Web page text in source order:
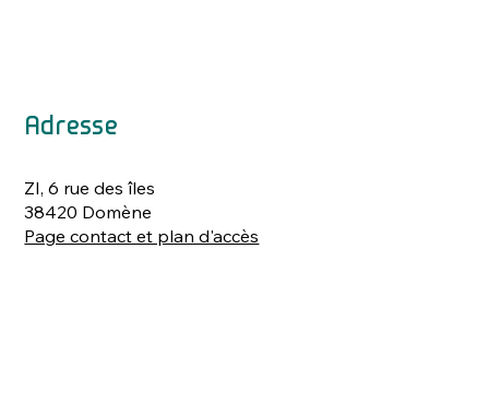
Adresse
ZI, 6 rue des îles
38420 Domène
Page contact et plan d'accès